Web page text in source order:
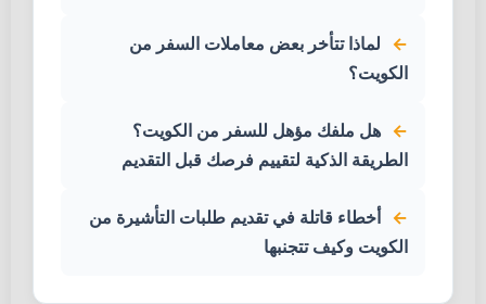
لماذا تتأخر بعض معاملات السفر من
الكويت؟
هل ملفك مؤهل للسفر من الكويت؟
الطريقة الذكية لتقييم فرصك قبل التقديم
أخطاء قاتلة في تقديم طلبات التأشيرة من
الكويت وكيف تتجنبها